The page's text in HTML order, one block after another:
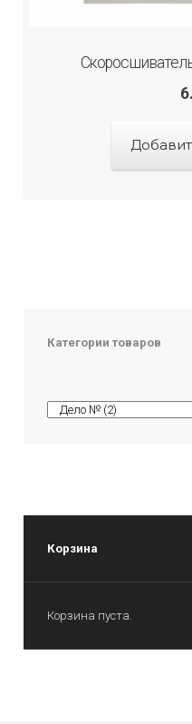
Категории товаров
Корзина
Корзина пуста.